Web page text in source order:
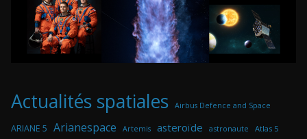
Actualités spatiales Airbus Defence and Space
ARIANE 5 Arianespace Artemis asteroïde astronaute Atlas 5